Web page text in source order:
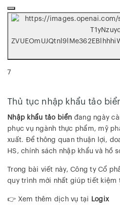
7
Thủ tục nhập khẩu tảo
Nhập khẩu tảo biển đang ngày
phục vụ ngành thực phẩm, mỹ
xuất. Để thông quan thuận lợi,
HS, chính sách nhập khẩu và hồ
Trong bài viết này, Công ty Cổ
quy trình mới nhất giúp tiết kiệm
👉 Xem thêm dịch vụ tại Logix